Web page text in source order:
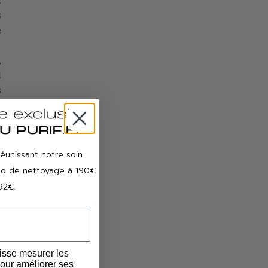
notre soin
de nettoyage à 190€
mesurer les
améliorer ses